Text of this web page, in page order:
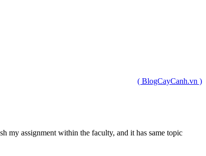
( BlogCayCanh.vn )
my assignment within the faculty, and it has same topic